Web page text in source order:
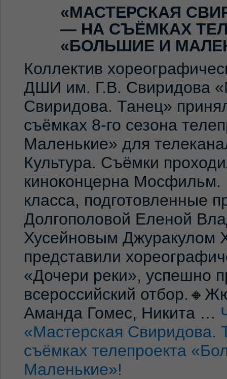
«МАСТЕРСКАЯ
— НА СЪЁМКАХ
«БОЛЬШИЕ И
Коллектив
ДШИ им. Г.В. Свиридова
Свиридова. Танец»
съёмках 8-го сезона
Маленькие» для
Культура. Съёмки
киноконцерна Мосфильм.
класса, подготовленные
Долгополовой Еленой
Хусейновым Джуракулом
представили
«Дочери реки», успешно
всероссийский
Аманда Гомес, Никита …
«Мастерская Свиридова.
съёмках телепроекта
Маленькие»!